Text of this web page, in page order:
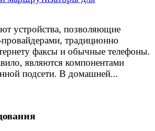
устройства, позволяющие
традиционно
факсы и обычные телефоны.
являются компонентами
подсети. В домашней...